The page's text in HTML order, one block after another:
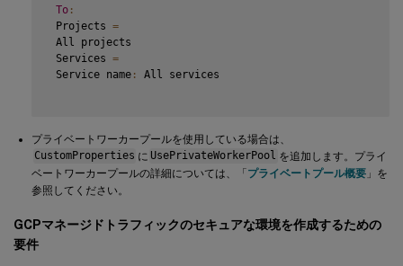
To :
Projects =
All projects
Services =
Service name : All services
プライベートワーカープールを使用している場合は、
CustomProperties に UsePrivateWorkerPool を追加します。プライ
ベートワーカープールの詳細については、「プライベートプール概要 」を
参照してください。
GCPマネージドトラフィックのセキュアな環境を作成するための
要件